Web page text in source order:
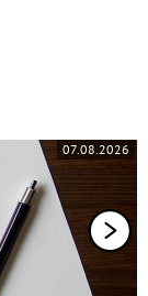
07.08.2026